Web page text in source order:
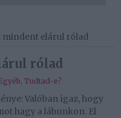
mindent elárul rólad
rólad
, Tudtad-e?
Valóban igaz, hogy
hagy a lábunkon. El